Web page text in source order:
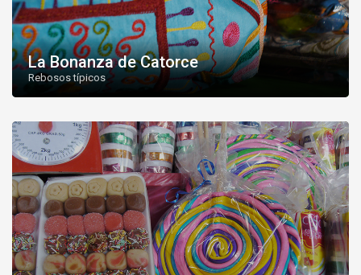
La Bonanza de Catorce
Rebosos típicos